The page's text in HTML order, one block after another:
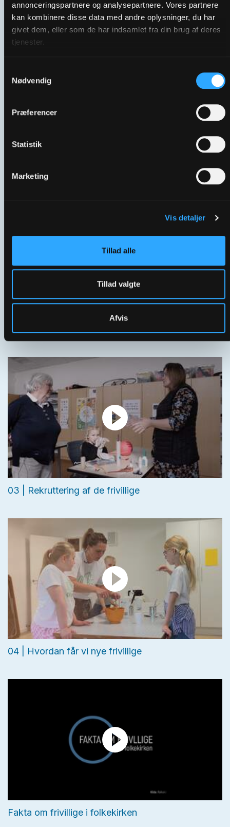
annonceringspartnere og analysepartnere. Vores partnere
kan kombinere disse data med andre oplysninger, du har
givet dem, eller som de har indsamlet fra din brug af deres
tjenester.
Nødvendig
Præferencer
Statistik
Marketing
Vis detaljer
Tillad alle
Tillad valgte
Afvis
Generelt spot | En Frivillig Forskel
02 | Fastholdelse af de frivillige
03 | Rekruttering af de frivillige
04 | Hvordan får vi nye frivillige
Fakta om frivillige i folkekirken